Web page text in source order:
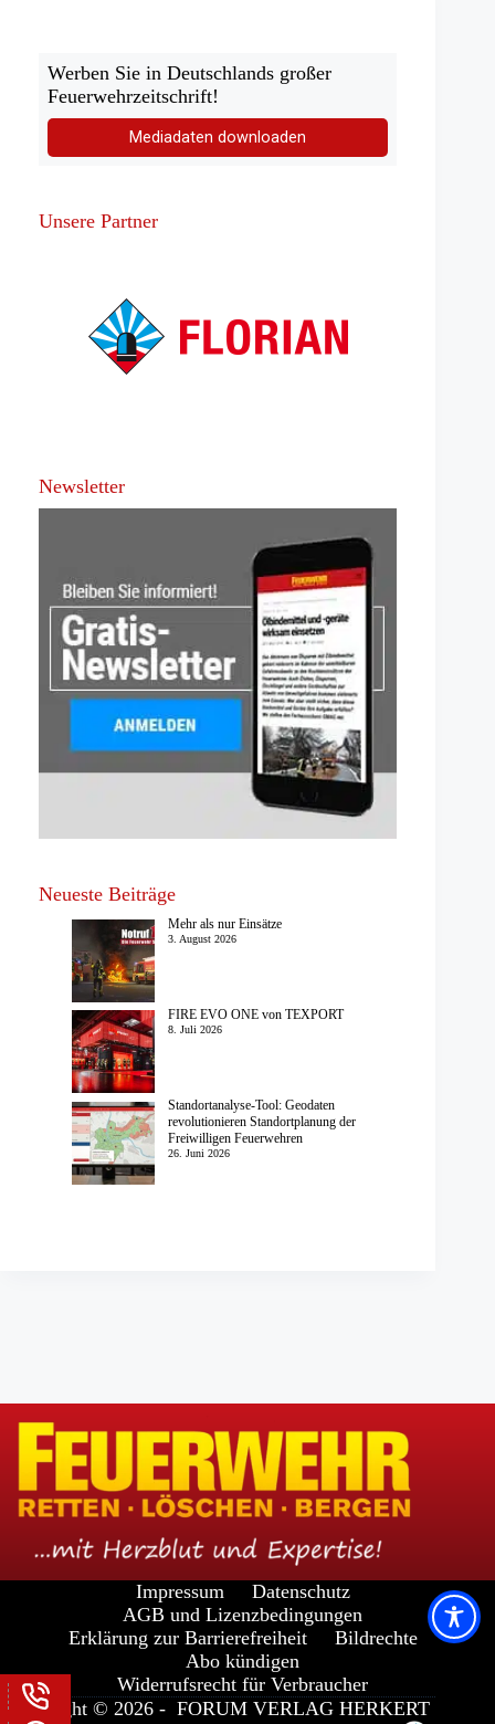
Werben Sie in Deutschlands großer
Feuerwehrzeitschrift!
Mediadaten downloaden
Unsere Partner
Newsletter
Neueste Beiträge
Mehr als nur Einsätze
3. August 2026
FIRE EVO ONE von TEXPORT
8. Juli 2026
Standortanalyse-Tool: Geodaten
revolutionieren Standortplanung der
Freiwilligen Feuerwehren
26. Juni 2026
Impressum
Datenschutz
AGB und Lizenzbedingungen
Erklärung zur Barrierefreiheit
Bildrechte
Abo kündigen
Widerrufsrecht für Verbraucher
Copyright © 2026 - FORUM VERLAG HERKERT